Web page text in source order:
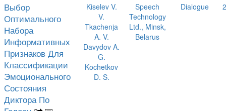
Выбор
Оптимального
Набора
Информативных
Признаков Для
Классификации
Эмоционального
Состояния
Диктора По
Kiselev V.
V.
Tkachenja
A. V.
Davydov A.
G.
Kochetkov
D. S.
Speech
Technology
Ltd., Minsk,
Belarus
Dialogue